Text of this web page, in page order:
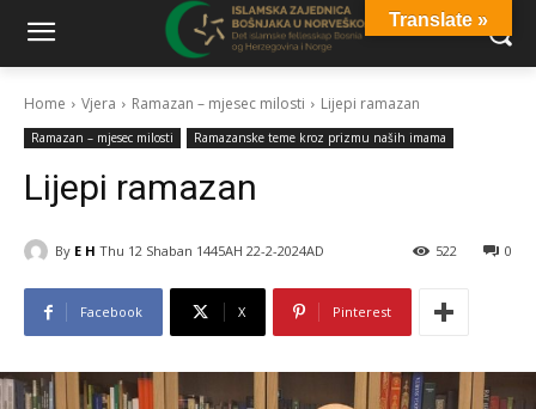
Home Vjera Ramazan – mjesec milosti Lijepi ramazan
Ramazan – mjesec milosti Ramazanske teme kroz prizmu naših imama
Lijepi ramazan
By E H Thu 12 Shaban 1445AH 22-2-2024AD 0
522
Facebook X Pinterest
Translate »